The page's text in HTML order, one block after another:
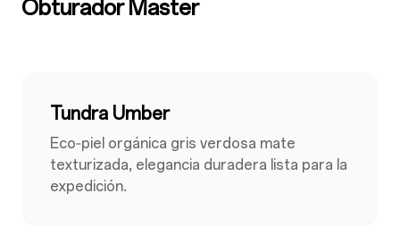
Obturador Master
Tundra Umber
Eco‑piel orgánica gris verdosa mate
texturizada, elegancia duradera lista para la
expedición.